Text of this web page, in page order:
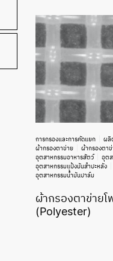
การกรองและการคัดแยก ผลิ
ผ้ากรองตาข่าย
ผ้ากรองตาข่
อุตสาหกรรมอาหารสัตว์
อุตส
อุตสาหกรรมแป้งมันสำปะหลัง
อุตสาหกรรมน้ำมันปาล์ม
ผ้ากรองตาข่ายโ
(Polyester)